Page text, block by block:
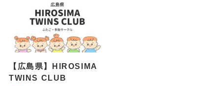
【広島県】HIROSIMA
TWINS CLUB